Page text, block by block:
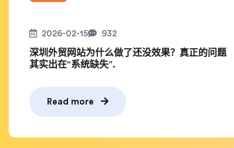
2026-02-15 932
深圳外贸网站为什么做了还没效果？真正的问题
其实出在“系统缺失”.
Read more